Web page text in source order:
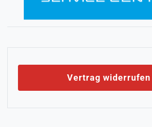
Vertrag widerrufen